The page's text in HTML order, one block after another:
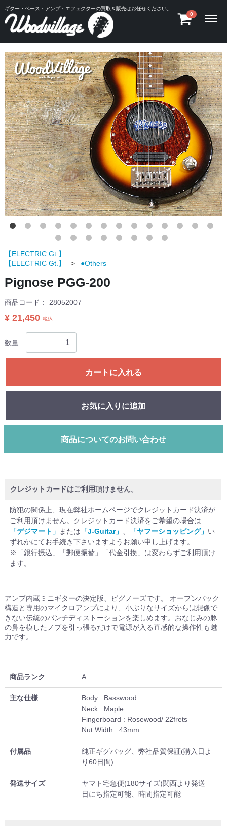
ギター・ベース・アンプ・エフェクターの買取＆販売はお任せください。
0
【ELECTRIC Gt.】
【ELECTRIC Gt.】
●Others
Pignose PGG-200
商品コード：28052007
¥ 21,450 税込
数量
カートに入れる
お気に入りに追加
商品についてのお問い合わせ
クレジットカードはご利用頂けません。
防犯の関係上、現在弊社ホームページでクレジットカード決済が
ご利用頂けません。クレジットカード決済をご希望の場合は
「デジマート」 または 「J-Guitar」 、 「ヤフーショッピング」 い
ずれかにてお手続き下さいますようお願い申し上げます。
※「銀行振込」「郵便振替」「代金引換」は変わらずご利用頂け
ます。
アンプ内蔵ミニギターの決定版、ピグノーズです。 オープンバック
構造と専用のマイクロアンプにより、小ぶりなサイズからは想像で
きない伝統のパンチディストーションを楽しめます。おなじみの豚
の鼻を模したノブを引っ張るだけで電源が入る直感的な操作性も魅
力です。
商品ランク A
主な仕様
Body : Basswood
Neck : Maple
Fingerboard : Rosewood/ 22frets
Nut Width : 43mm
付属品
純正ギグバッグ、弊社品質保証(購入日よ
り60日間)
発送サイズ
ヤマト宅急便(180サイズ)関西より発送
日にち指定可能、時間指定可能